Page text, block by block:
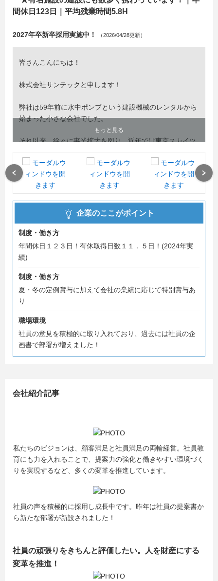
間休日123日｜平均残業時間5.8H
2027年卒新卒採用実施中！ （2026/04/28更新）
皆さんこんにちは！
株式会社サンテックと申します！
弊社は59年前に水中ポンプという建設機械のレンタルから
始まった小さな会社でした。
それ以来、徐々に事業拡大を図り、近年では東京スカイツ
リーや東京五輪選手村など
多くのランドマーク施工に私たちサンテックのレンタル機
材が広く活用されています。
える重要な役割を担う会社です！
絶賛会社説明会を実施中ですので、一度参加してみて下さ
い！
【オンライン会社説明会】
5/14(木)・5/18(月)・5/22(金)・5/23(土)・5/25(月)・
5/29(金)・5/30(土)
5/13(水)・5/15(金)・5/20(水)・5/21(木)・5/26(火)・
5/28(木)
もっと見る
企業のここがポイント
制度・働き方
年間休日１２３日！有休取得日数１１．５日！(2024年実
績)
制度・働き方
夏・冬の定例賞与に加えて会社の業績に応じて特別賞与あ
り
職場環境
社員の意見を積極的に取り入れており、過去には社員の企
画書で部署が増えました！
会社紹介記事
私たちのビジョンは、顧客満足と社員満足の両輪経営。社員教
育にも力を入れることで、提案力の強化と働きやすい環境づく
りを実現するなど、多くの変革を推進しています。
社員の声を積極的に採用し成長中です。昨年は社員の提案書か
ら新たな部署が新設されました！
社員の頑張りをきちんと評価したい。人を財産にする
変革を推進！